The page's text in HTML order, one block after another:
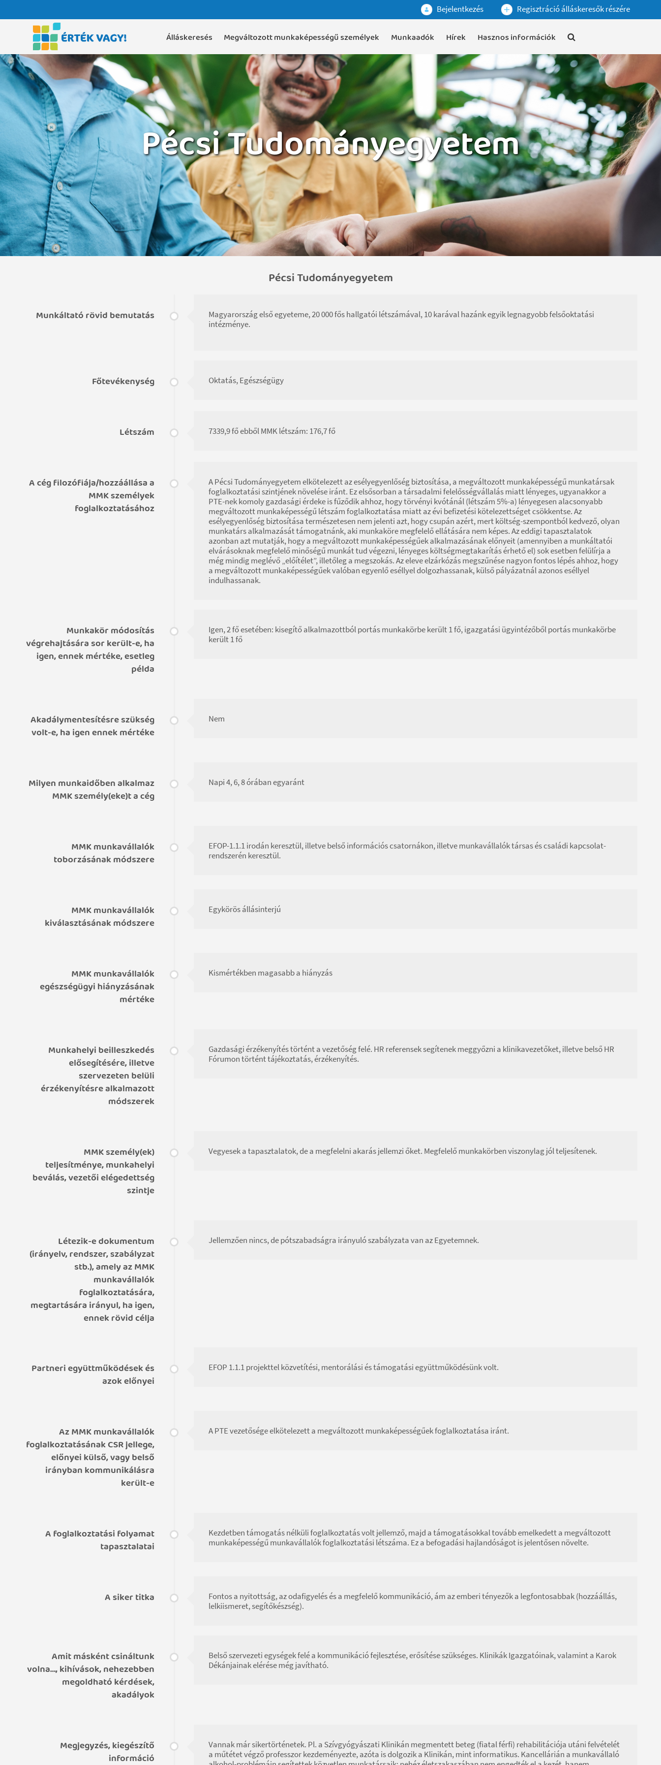
Bejelentkezés Regisztráció álláskeresők részére
Álláskeresés Megváltozott munkaképességű személyek Munkaadók Hírek Hasznos információk
Pécsi Tudományegyetem
Pécsi Tudományegyetem
Munkáltató rövid bemutatás
Magyarország első egyeteme, 20 000 fős hallgatói létszámával, 10 karával hazánk egyik legnagyobb felsőoktatási
intézménye.
Főtevékenység Oktatás, Egészségügy
Létszám 7339,9 fő ebből MMK létszám: 176,7 fő
A cég filozófiája/hozzáállása a
MMK személyek
foglalkoztatásához
A Pécsi Tudományegyetem elkötelezett az esélyegyenlőség biztosítása, a megváltozott munkaképességű munkatársak
foglalkoztatási szintjének növelése iránt. Ez elsősorban a társadalmi felelősségvállalás miatt lényeges, ugyanakkor a
PTE-nek komoly gazdasági érdeke is fűződik ahhoz, hogy törvényi kvótánál (létszám 5%-a) lényegesen alacsonyabb
megváltozott munkaképességű létszám foglalkoztatása miatt az évi befizetési kötelezettséget csökkentse. Az
esélyegyenlőség biztosítása természetesen nem jelenti azt, hogy csupán azért, mert költség-szempontból kedvező, olyan
munkatárs alkalmazását támogatnánk, aki munkaköre megfelelő ellátására nem képes. Az eddigi tapasztalatok
azonban azt mutatják, hogy a megváltozott munkaképességűek alkalmazásának előnyeit (amennyiben a munkáltatói
elvárásoknak megfelelő minőségű munkát tud végezni, lényeges költségmegtakarítás érhető el) sok esetben felülírja a
még mindig meglévő „előítélet”, illetőleg a megszokás. Az eleve elzárkózás megszűnése nagyon fontos lépés ahhoz, hogy
a megváltozott munkaképességűek valóban egyenlő eséllyel dolgozhassanak, külső pályázatnál azonos eséllyel
indulhassanak.
Munkakör módosítás
végrehajtására sor került-e, ha
igen, ennek mértéke, esetleg
példa
Igen, 2 fő esetében: kisegítő alkalmazottból portás munkakörbe került 1 fő, igazgatási ügyintézőből portás munkakörbe
került 1 fő
Akadálymentesítésre szükség
volt-e, ha igen ennek mértéke
Nem
Milyen munkaidőben alkalmaz
MMK személy(eke)t a cég
Napi 4, 6, 8 órában egyaránt
MMK munkavállalók
toborzásának módszere
EFOP-1.1.1 irodán keresztül, illetve belső információs csatornákon, illetve munkavállalók társas és családi kapcsolat-
rendszerén keresztül.
MMK munkavállalók
kiválasztásának módszere
Egykörös állásinterjú
MMK munkavállalók
egészségügyi hiányzásának
mértéke
Kismértékben magasabb a hiányzás
Munkahelyi beilleszkedés
elősegítésére, illetve
szervezeten belüli
érzékenyítésre alkalmazott
módszerek
Gazdasági érzékenyítés történt a vezetőség felé. HR referensek segítenek meggyőzni a klinikavezetőket, illetve belső HR
Fórumon történt tájékoztatás, érzékenyítés.
MMK személy(ek)
teljesítménye, munkahelyi
beválás, vezetői elégedettség
szintje
Vegyesek a tapasztalatok, de a megfelelni akarás jellemzi őket. Megfelelő munkakörben viszonylag jól teljesítenek.
Létezik-e dokumentum
(irányelv, rendszer, szabályzat
stb.), amely az MMK
munkavállalók
foglalkoztatására,
megtartására irányul, ha igen,
ennek rövid célja
Jellemzően nincs, de pótszabadságra irányuló szabályzata van az Egyetemnek.
Partneri együttműködések és
azok előnyei
EFOP 1.1.1 projekttel közvetítési, mentorálási és támogatási együttműködésünk volt.
Az MMK munkavállalók
foglalkoztatásának CSR jellege,
előnyei külső, vagy belső
irányban kommunikálásra
került-e
A PTE vezetősége elkötelezett a megváltozott munkaképességűek foglalkoztatása iránt.
A foglalkoztatási folyamat
tapasztalatai
Kezdetben támogatás nélküli foglalkoztatás volt jellemző, majd a támogatásokkal tovább emelkedett a megváltozott
munkaképességű munkavállalók foglalkoztatási létszáma. Ez a befogadási hajlandóságot is jelentősen növelte.
A siker titka
Fontos a nyitottság, az odafigyelés és a megfelelő kommunikáció, ám az emberi tényezők a legfontosabbak (hozzáállás,
lelkiismeret, segítőkészség).
Amit másként csináltunk
volna…, kihívások, nehezebben
megoldható kérdések,
akadályok
Belső szervezeti egységek felé a kommunikáció fejlesztése, erősítése szükséges. Klinikák Igazgatóinak, valamint a Karok
Dékánjainak elérése még javítható.
Megjegyzés, kiegészítő
információ
Vannak már sikertörténetek. Pl. a Szívgyógyászati Klinikán megmentett beteg (fiatal férfi) rehabilitációja utáni felvételét
a műtétet végző professzor kezdeményezte, azóta is dolgozik a Klinikán, mint informatikus. Kancellárián a munkavállaló